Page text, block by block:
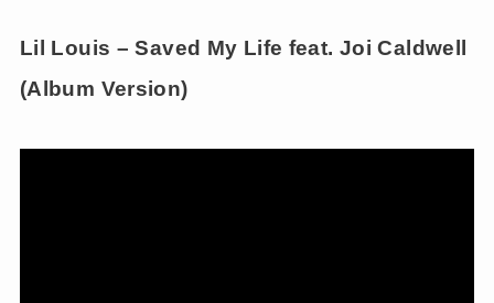
Lil Louis – Saved My Life feat. Joi Caldwell
(Album Version)